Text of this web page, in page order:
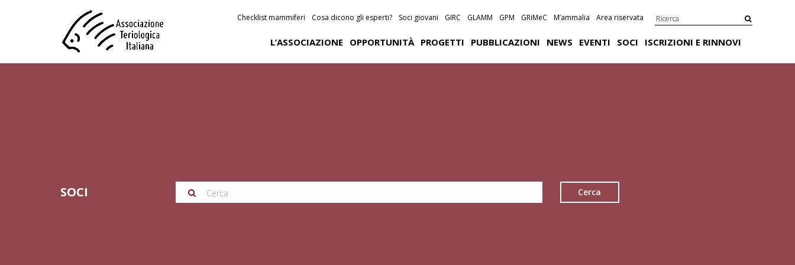
Checklist mammiferi Cosa dicono gli esperti? Soci giovani GIRC GLAMM GPM GRiMeC M’ammalia Area riservata
L’ASSOCIAZIONE OPPORTUNITÀ PROGETTI PUBBLICAZIONI NEWS EVENTI SOCI ISCRIZIONI E RINNOVI
SOCI Cerca